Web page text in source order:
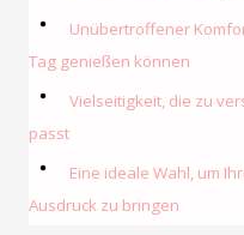
Unübertroffener
Tag genießen können
Vielseitigkeit, die zu
passt
Eine ideale Wahl, um
Ausdruck zu bringen